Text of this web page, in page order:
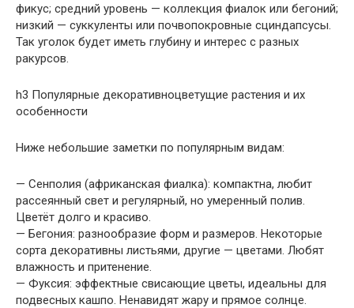
фикус; средний уровень — коллекция фиалок или бегоний;
низкий — суккуленты или почвопокровные сциндапсусы.
Так уголок будет иметь глубину и интерес с разных
ракурсов.
h3 Популярные декоративноцветущие растения и их
особенности
Ниже небольшие заметки по популярным видам:
— Сенполия (африканская фиалка): компактна, любит
рассеянный свет и регулярный, но умеренный полив.
Цветёт долго и красиво.
— Бегония: разнообразие форм и размеров. Некоторые
сорта декоративны листьями, другие — цветами. Любят
влажность и притенение.
— Фуксия: эффектные свисающие цветы, идеальны для
подвесных кашпо. Ненавидят жару и прямое солнце.